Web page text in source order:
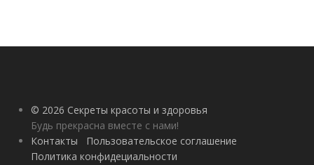
© 2026 Секреты красоты и здоровья
Будь прекрасна вместе с нами!
Контакты
Пользовательское соглашение
Политика конфидециальности